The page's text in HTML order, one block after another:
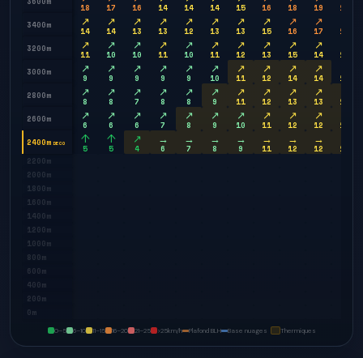
18 17 16 14 14 14 15 16 18 19
19
3400m
↗
14
↗
14
↗
13
↗
13
↗
12
↗
13
↗
13
↗
15
↗
16
↗
17
17
3200m
↗
11
↗
10
↗
10
↗
11
↗
10
↗
11
↗
12
↗
13
↗
15
↗
14
14
3000m
↗
9
↗
9
↗
9
↗
9
↗
9
↗
10
↗
11
↗
12
↗
14
↗
14
13
2800m
↗
8
↗
8
↗
7
↗
8
↗
8
↗
9
↗
11
↗
12
↗
13
↗
13
13
2600m
↗
6
↗
6
↗
6
↗
7
↗
8
↗
9
↗
10
↗
11
↗
12
↗
12
12
2400m DECO ↑
5
↑
5
↗
4
→
6
→
7
→
8
→
9
→
11
→
12
→
12
12
2200m
2000m
1800m
1600m
1400m
1200m
1000m
800m
600m
400m
200m
0m
0–5 6–10 11–15 16–20 21–25 >25km/h Plafond BLH Base nuages Thermiques